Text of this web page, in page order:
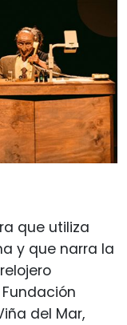
que utiliza
y que narra la
del Mar,